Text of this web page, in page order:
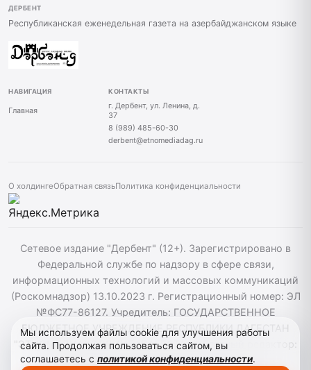
ДЕРБЕНТ
Республиканская еженедельная газета на азербайджанском языке
НАВИГАЦИЯ
Главная
КОНТАКТЫ
г. Дербент, ул. Ленина, д.
37
8 (989) 485-60-30
derbent@etnomediadag.ru
О холдингеОбратная связьПолитика конфиденциальности
Сетевое издание "Дербент" (12+). Зарегистрировано в
Федеральной службе по надзору в сфере связи,
информационных технологий и массовых коммуникаций
(Роскомнадзор) 13.10.2023 г. Регистрационный номер: ЭЛ
№ФС77-86127. Учредитель: ГОСУДАРСТВЕННОЕ
БЮДЖЕТНОЕ УЧРЕЖДЕНИЕ РЕСПУБЛИКИ ДАГЕСТАН
"ЭТНОМЕДИАХОЛДИНГ "ДАГЕСТАН". Главный редактор:
Т.К. Алекперов, Телефон: 89894856030. При
Мы используем файлы cookie для улучшения работы
сайта. Продолжая пользоваться сайтом, вы
соглашаетесь с политикой конфиденциальности.